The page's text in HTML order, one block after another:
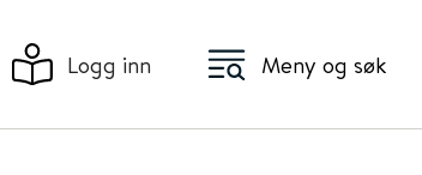
Logg inn Meny og søk